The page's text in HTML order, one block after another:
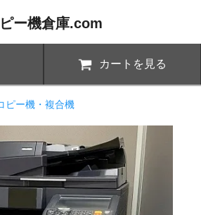
ー機倉庫.com
カートを見る
ピー機・複合機